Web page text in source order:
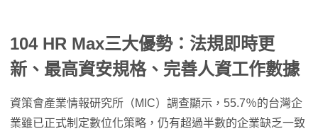
104 HR Max三大優勢：法規即時更
新、最高資安規格、完善人資工作數據
資策會產業情報研究所（MIC）調查顯示，55.7％的台灣企
業雖已正式制定數位化策略，仍有超過半數的企業缺乏一致